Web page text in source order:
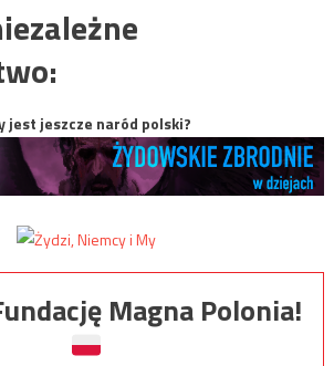
jest jeszcze naród polski?
Magna Polonia!